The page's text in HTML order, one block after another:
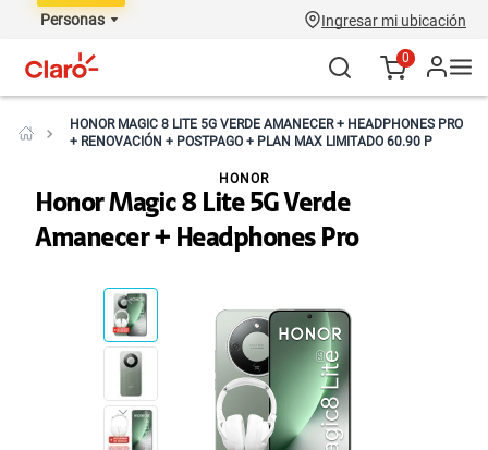
Personas Ingresar mi ubicación
0
HONOR MAGIC 8 LITE 5G VERDE AMANECER + HEADPHONES PRO
+ RENOVACIÓN + POSTPAGO + PLAN MAX LIMITADO 60.90 P
Honor Magic 8 Lite 5G Verde
Amanecer + Headphones Pro
HONOR